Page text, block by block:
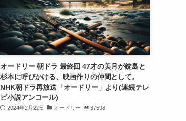
オードリー 朝ドラ 最終回 47才の美月が錠島と
杉本に呼びかける、映画作りの仲間として。
NHK朝ドラ再放送「オードリー」より(連続テレ
ビ小説アンコール)
2024年2月22日 オードリー 37598